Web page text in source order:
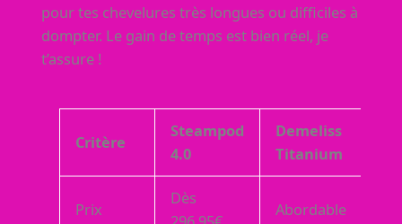
pour tes chevelures très longues ou difficiles à
dompter. Le gain de temps est bien réel, je
t’assure !
Critère
Steampod
4.0
Demeliss
Titanium
Prix
Dès
Abordable